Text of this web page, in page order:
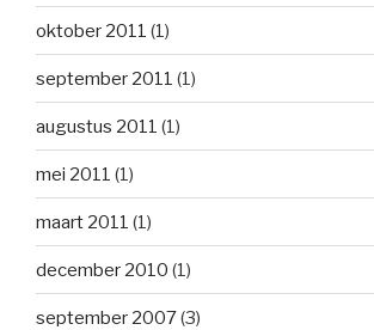
oktober 2011 (1)
september 2011 (1)
augustus 2011 (1)
mei 2011 (1)
maart 2011 (1)
december 2010 (1)
september 2007(3)